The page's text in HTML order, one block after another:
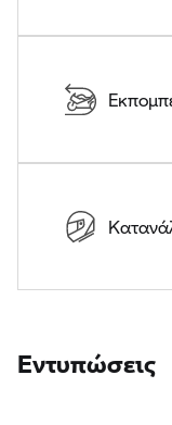
Εντυπώσεις